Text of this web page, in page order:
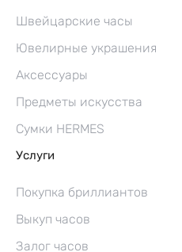
Швейцарские часы
Ювелирные украшения
Аксессуары
Предметы искусства
Сумки HERMES
Услуги
Покупка бриллиантов
Выкуп часов
Залог часов